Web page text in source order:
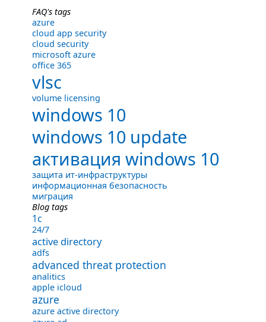
FAQ's tags
azure
cloud app security
cloud security
microsoft azure
office 365
vlsc
volume licensing
windows 10
windows 10 update
активация windows 10
защита ит-инфраструктуры
информационная безопасность
миграция
Blog tags
1с
24/7
active directory
adfs
advanced threat protection
analitics
apple icloud
azure
azure active directory